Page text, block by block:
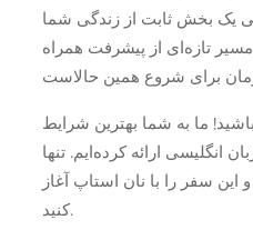
یک بخش ثابت از زندگی شما
تازه‌ای از پیشرفت همراه
ما به شما بهترین شرایط
انگلیسی ارائه کرده‌ایم. تنها
سفر را با نان استاپ آغاز
کنید.